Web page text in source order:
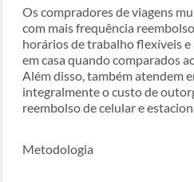
Os compradores de viagens
com mais frequência
horários de trabalho flexíveis
em casa quando comparados
Além disso, também atendem
integralmente o custo de
reembolso de celular e
Metodologia